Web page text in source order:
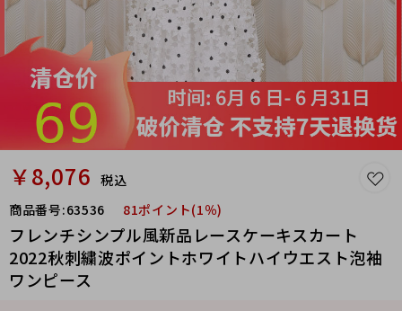
￥8,076 税込
商品番号:63536 81ポイント(1％)
フレンチシンプル風新品レースケーキスカート
2022秋刺繍波ポイントホワイトハイウエスト泡袖
ワンピース